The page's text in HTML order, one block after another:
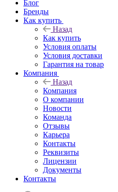
Блог
Бренды
Как купить
Назад
Как купить
Условия оплаты
Условия доставки
Гарантия на товар
Компания
Назад
Компания
О компании
Новости
Команда
Отзывы
Карьера
Контакты
Реквизиты
Лицензии
Документы
Контакты